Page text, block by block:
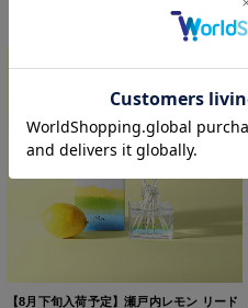
【8月下旬入荷予定】瀬戸内レモン リード